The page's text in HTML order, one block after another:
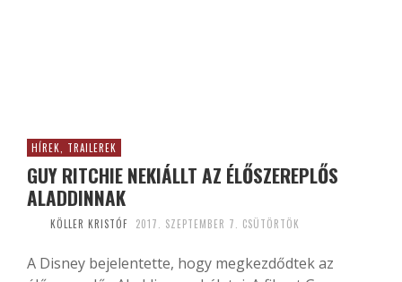
HÍREK, TRAILEREK
GUY RITCHIE NEKIÁLLT AZ ÉLŐSZEREPLŐS
ALADDINNAK
KÖLLER KRISTÓF 2017. SZEPTEMBER 7. CSÜTÖRTÖK
A Disney bejelentette, hogy megkezdődtek az